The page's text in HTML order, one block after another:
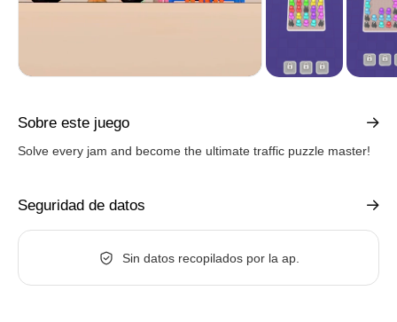
Sobre este juego
Solve every jam and become the ultimate traffic puzzle master!
Seguridad de datos
Sin datos recopilados por la ap.